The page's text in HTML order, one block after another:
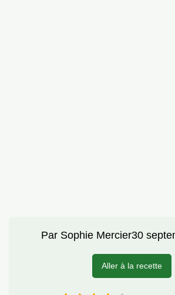
Par Sophie Mercier30
Aller à la recette